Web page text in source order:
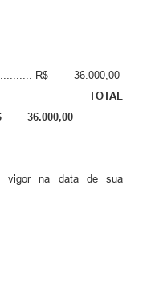
R$ 36.000,00
36.000,00
vigor na data de sua